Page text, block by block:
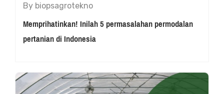
By biopsagrotekno
Memprihatinkan! Inilah 5 permasalahan permodalan
pertanian di Indonesia